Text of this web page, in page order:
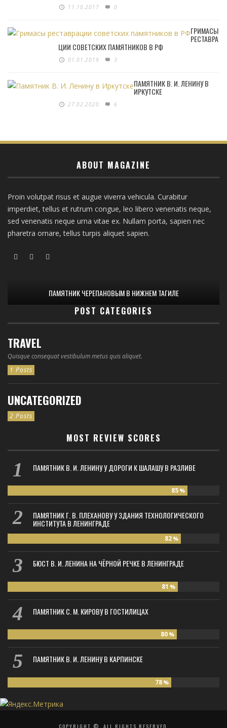
11.10.2017 0
ГРИМАСЫ
РЕСТАВРА
ЦИИ СОВЕТСКИХ ПАМЯТНИКОВ В РФ
01.01.2019 3
ПАМЯТНИК В. И. ЛЕНИНУ В
ИРКУТСКЕ
27.02.2020 6
ABOUT MAGAZINE
Proin volutpat risus et augue viverra vehicula. Curabitur
imperdiet, tellus et rutrum congue, leo libero venenatis neque,
sed venenatis neque urna vitae ex. Nullam porta, sapien nec
pharetra ornare, tellus turpis aliquet sapien.
ПАМЯТНИК ЧЕРЕПАНОВЫМ В НИЖНЕМ ТАГИЛЕ
POST CATEGORIES
TRAVEL
Quisque consequat vestibulum metus quis aliquet.
1 Posts
UNCATEGORIZED
2 Posts
MOST REVIEW SCORES
ПАМЯТНИК В. И. ЛЕНИНУ У ДОРОГИ К ШАЛАШУ В РАЗЛИВЕ
85 %
ПАМЯТНИК Г. В. ПЛЕХАНОВУ У ЗДАНИЯ ТЕХНОЛОГИЧЕСКОГО
ИНСТИТУТА В ЛЕНИНГРАДЕ
82 %
БЮСТ В. И. ЛЕНИНА НА ЧЁРНОЙ РЕЧКЕ В ЛЕНИНГРАДЕ
81 %
ПАМЯТНИК С. М. КИРОВУ В ГОСТИЛИЦАХ
80 %
ПАМЯТНИК В. И. ЛЕНИНУ В КАРПИНСКЕ
78 %
COPYRIGHT ©, ALL RIGHTS RESERVED.